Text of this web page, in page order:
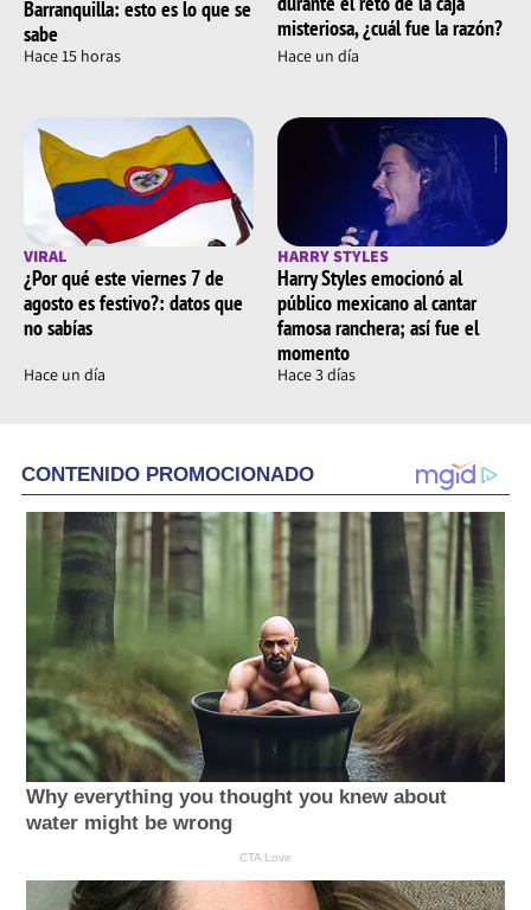
Barranquilla: esto es lo que se
sabe
Hace 15 horas
misteriosa, ¿cuál fue la razón?
Hace un día
VIRAL
¿Por qué este viernes 7 de
agosto es festivo?: datos que
no sabías
Hace un día
HARRY STYLES
Harry Styles emocionó al
público mexicano al cantar
famosa ranchera; así fue el
momento
Hace 3 días